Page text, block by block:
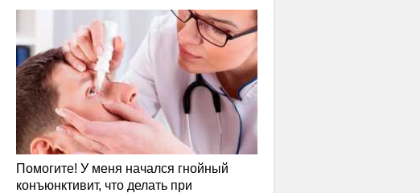
Помогите! У меня начался гнойный
конъюнктивит, что делать при